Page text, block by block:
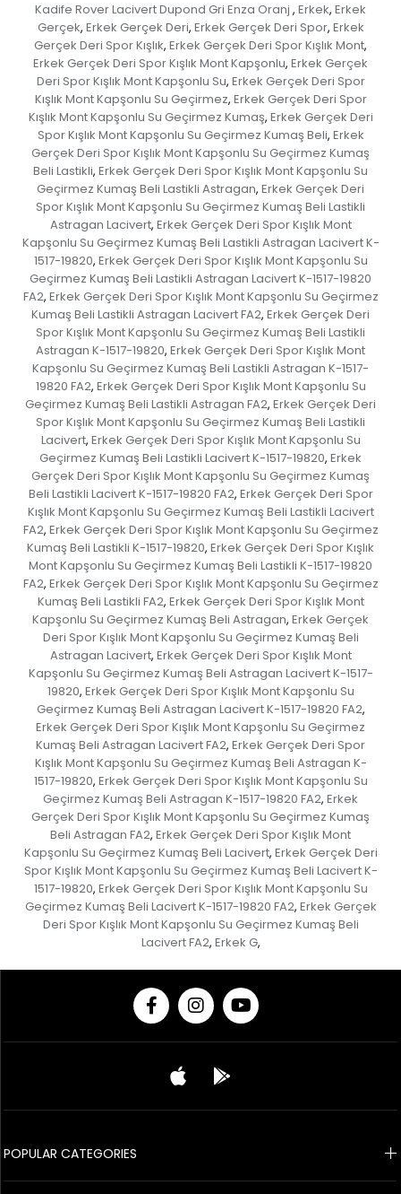
Kadife Rover Lacivert Dupond Gri Enza Oranj , Erkek, Erkek
Gerçek, Erkek Gerçek Deri, Erkek Gerçek Deri Spor, Erkek
Gerçek Deri Spor Kışlık, Erkek Gerçek Deri Spor Kışlık Mont,
Erkek Gerçek Deri Spor Kışlık Mont Kapşonlu, Erkek Gerçek
Deri Spor Kışlık Mont Kapşonlu Su, Erkek Gerçek Deri Spor
Kışlık Mont Kapşonlu Su Geçirmez, Erkek Gerçek Deri Spor
Kışlık Mont Kapşonlu Su Geçirmez Kumaş, Erkek Gerçek Deri
Spor Kışlık Mont Kapşonlu Su Geçirmez Kumaş Beli, Erkek
Gerçek Deri Spor Kışlık Mont Kapşonlu Su Geçirmez Kumaş
Beli Lastikli, Erkek Gerçek Deri Spor Kışlık Mont Kapşonlu Su
Geçirmez Kumaş Beli Lastikli Astragan, Erkek Gerçek Deri
Spor Kışlık Mont Kapşonlu Su Geçirmez Kumaş Beli Lastikli
Astragan Lacivert, Erkek Gerçek Deri Spor Kışlık Mont
Kapşonlu Su Geçirmez Kumaş Beli Lastikli Astragan Lacivert K-
1517-19820, Erkek Gerçek Deri Spor Kışlık Mont Kapşonlu Su
Geçirmez Kumaş Beli Lastikli Astragan Lacivert K-1517-19820
FA2, Erkek Gerçek Deri Spor Kışlık Mont Kapşonlu Su Geçirmez
Kumaş Beli Lastikli Astragan Lacivert FA2, Erkek Gerçek Deri
Spor Kışlık Mont Kapşonlu Su Geçirmez Kumaş Beli Lastikli
Astragan K-1517-19820, Erkek Gerçek Deri Spor Kışlık Mont
Kapşonlu Su Geçirmez Kumaş Beli Lastikli Astragan K-1517-
19820 FA2, Erkek Gerçek Deri Spor Kışlık Mont Kapşonlu Su
Geçirmez Kumaş Beli Lastikli Astragan FA2, Erkek Gerçek Deri
Spor Kışlık Mont Kapşonlu Su Geçirmez Kumaş Beli Lastikli
Lacivert, Erkek Gerçek Deri Spor Kışlık Mont Kapşonlu Su
Geçirmez Kumaş Beli Lastikli Lacivert K-1517-19820, Erkek
Gerçek Deri Spor Kışlık Mont Kapşonlu Su Geçirmez Kumaş
Beli Lastikli Lacivert K-1517-19820 FA2, Erkek Gerçek Deri Spor
Kışlık Mont Kapşonlu Su Geçirmez Kumaş Beli Lastikli Lacivert
FA2, Erkek Gerçek Deri Spor Kışlık Mont Kapşonlu Su Geçirmez
Kumaş Beli Lastikli K-1517-19820, Erkek Gerçek Deri Spor Kışlık
Mont Kapşonlu Su Geçirmez Kumaş Beli Lastikli K-1517-19820
FA2, Erkek Gerçek Deri Spor Kışlık Mont Kapşonlu Su Geçirmez
Kumaş Beli Lastikli FA2, Erkek Gerçek Deri Spor Kışlık Mont
Kapşonlu Su Geçirmez Kumaş Beli Astragan, Erkek Gerçek
Deri Spor Kışlık Mont Kapşonlu Su Geçirmez Kumaş Beli
Astragan Lacivert, Erkek Gerçek Deri Spor Kışlık Mont
Kapşonlu Su Geçirmez Kumaş Beli Astragan Lacivert K-1517-
19820, Erkek Gerçek Deri Spor Kışlık Mont Kapşonlu Su
Geçirmez Kumaş Beli Astragan Lacivert K-1517-19820 FA2,
Erkek Gerçek Deri Spor Kışlık Mont Kapşonlu Su Geçirmez
Kumaş Beli Astragan Lacivert FA2, Erkek Gerçek Deri Spor
Kışlık Mont Kapşonlu Su Geçirmez Kumaş Beli Astragan K-
1517-19820, Erkek Gerçek Deri Spor Kışlık Mont Kapşonlu Su
Geçirmez Kumaş Beli Astragan K-1517-19820 FA2, Erkek
Gerçek Deri Spor Kışlık Mont Kapşonlu Su Geçirmez Kumaş
Beli Astragan FA2, Erkek Gerçek Deri Spor Kışlık Mont
Kapşonlu Su Geçirmez Kumaş Beli Lacivert, Erkek Gerçek Deri
Spor Kışlık Mont Kapşonlu Su Geçirmez Kumaş Beli Lacivert K-
1517-19820, Erkek Gerçek Deri Spor Kışlık Mont Kapşonlu Su
Geçirmez Kumaş Beli Lacivert K-1517-19820 FA2, Erkek Gerçek
Deri Spor Kışlık Mont Kapşonlu Su Geçirmez Kumaş Beli
Lacivert FA2, Erkek G,
POPULAR CATEGORIES